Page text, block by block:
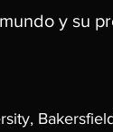
y su